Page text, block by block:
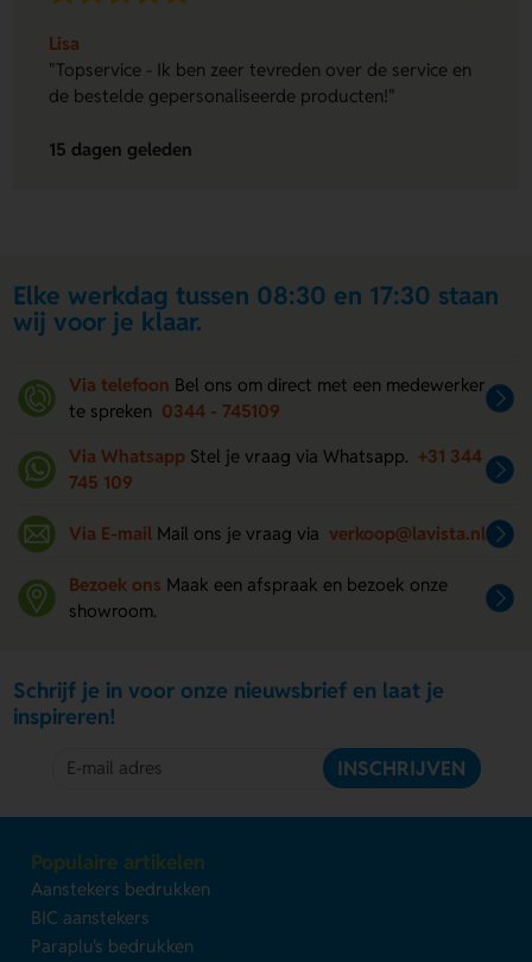
Lisa
"Topservice - Ik ben zeer tevreden over de service en
de bestelde gepersonaliseerde producten!"
15 dagen geleden
Elke werkdag tussen 08:30 en 17:30 staan
wij voor je klaar.
Via telefoon Bel ons om direct met een medewerker
te spreken 0344 - 745109
Via Whatsapp Stel je vraag via Whatsapp. +31 344
745 109
Via E-mail Mail ons je vraag via verkoop@lavista.nl
Bezoek ons Maak een afspraak en bezoek onze
showroom.
Schrijf je in voor onze nieuwsbrief en laat je
inspireren!
INSCHRIJVEN
Populaire artikelen
Aanstekers bedrukken
BIC aanstekers
Paraplu's bedrukken